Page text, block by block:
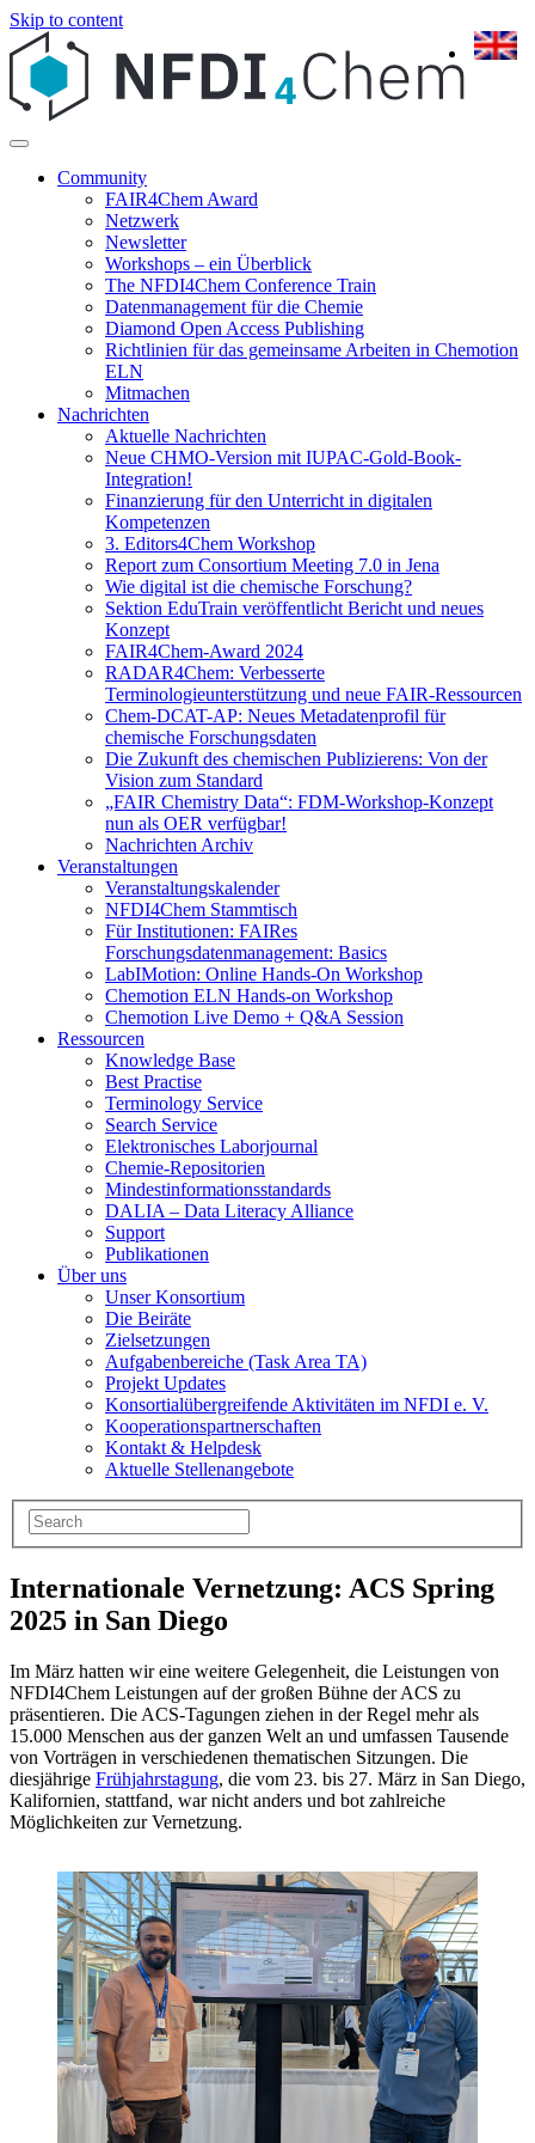
Skip to content
Community
FAIR4Chem Award
Netzwerk
Newsletter
Workshops – ein Überblick
The NFDI4Chem Conference Train
Datenmanagement für die Chemie
Diamond Open Access Publishing
Richtlinien für das gemeinsame Arbeiten in Chemotion
ELN
Mitmachen
Nachrichten
Aktuelle Nachrichten
Neue CHMO-Version mit IUPAC-Gold-Book-
Integration!
Finanzierung für den Unterricht in digitalen
Kompetenzen
3. Editors4Chem Workshop
Report zum Consortium Meeting 7.0 in Jena
Wie digital ist die chemische Forschung?
Sektion EduTrain veröffentlicht Bericht und neues
Konzept
FAIR4Chem-Award 2024
RADAR4Chem: Verbesserte
Terminologieunterstützung und neue FAIR-Ressourcen
Chem-DCAT-AP: Neues Metadatenprofil für
chemische Forschungsdaten
Die Zukunft des chemischen Publizierens: Von der
Vision zum Standard
„FAIR Chemistry Data“: FDM-Workshop-Konzept
nun als OER verfügbar!
Nachrichten Archiv
Veranstaltungen
Veranstaltungskalender
NFDI4Chem Stammtisch
Für Institutionen: FAIRes
Forschungsdatenmanagement: Basics
LabIMotion: Online Hands-On Workshop
Chemotion ELN Hands-on Workshop
Chemotion Live Demo + Q&A Session
Ressourcen
Knowledge Base
Best Practise
Terminology Service
Search Service
Elektronisches Laborjournal
Chemie-Repositorien
Mindestinformationsstandards
DALIA – Data Literacy Alliance
Support
Publikationen
Über uns
Unser Konsortium
Die Beiräte
Zielsetzungen
Aufgabenbereiche (Task Area TA)
Projekt Updates
Konsortialübergreifende Aktivitäten im NFDI e. V.
Kooperationspartnerschaften
Kontakt & Helpdesk
Aktuelle Stellenangebote
Internationale Vernetzung: ACS Spring
2025 in San Diego
Im März hatten wir eine weitere Gelegenheit, die Leistungen von
NFDI4Chem Leistungen auf der großen Bühne der ACS zu
präsentieren. Die ACS-Tagungen ziehen in der Regel mehr als
15.000 Menschen aus der ganzen Welt an und umfassen Tausende
von Vorträgen in verschiedenen thematischen Sitzungen. Die
diesjährige Frühjahrstagung, die vom 23. bis 27. März in San Diego,
Kalifornien, stattfand, war nicht anders und bot zahlreiche
Möglichkeiten zur Vernetzung.